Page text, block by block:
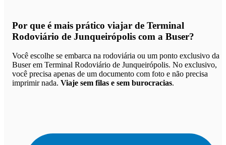
Por que é mais prático viajar de Terminal
Rodoviário de Junqueirópolis com a Buser?
Você escolhe se embarca na rodoviária ou um ponto exclusivo da
Buser em Terminal Rodoviário de Junqueirópolis. No exclusivo,
você precisa apenas de um documento com foto e não precisa
imprimir nada. Viaje sem filas e sem burocracias.